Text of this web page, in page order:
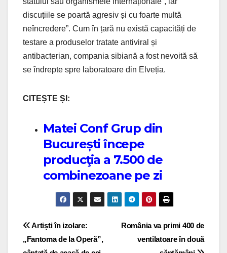
discuțiile se poartă agresiv și cu foarte multă
neîncredere”. Cum în țară nu există capacități de
testare a produselor tratate antiviral și
antibacterian, compania sibiană a fost nevoită să
se îndrepte spre laboratoare din Elveția.
CITEȘTE ȘI:
Matei Conf Grup din
București începe
producţia a 7.500 de
combinezoane pe zi
Post navigationRomânia va primi 400 de
ventilatoare în două
Artiști în izolare:
„Fantoma de la Operă”,